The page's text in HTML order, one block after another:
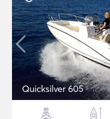
Quicksilver 605